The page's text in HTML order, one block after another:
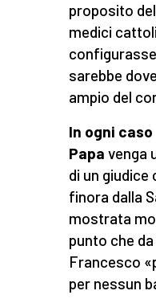
proposito
medici
sarebbe
ampio del
In ogni
Papa venga
di un
finora dalla
mostrata
punto che
Francesco
per nessun